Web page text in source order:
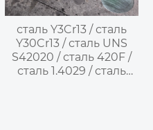
сталь Y3Cr13 / сталь
Y30Cr13 / сталь UNS
S42020 / сталь 420F /
сталь 1.4029 / сталь